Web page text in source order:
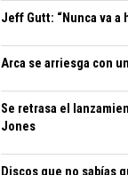
Jeff Gutt: “Nunca va a
Arca se arriesga con
Se retrasa el
Jones
Discos que no sabías